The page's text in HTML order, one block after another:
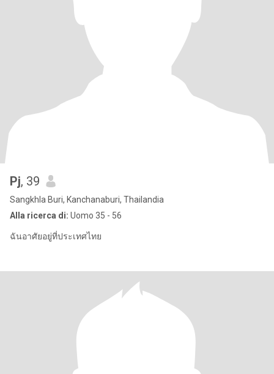
Pj, 39
Sangkhla Buri, Kanchanaburi, Thailandia
Alla ricerca di: Uomo 35 - 56
ฉันอาศัยอยู่ที่ประเทศไทย